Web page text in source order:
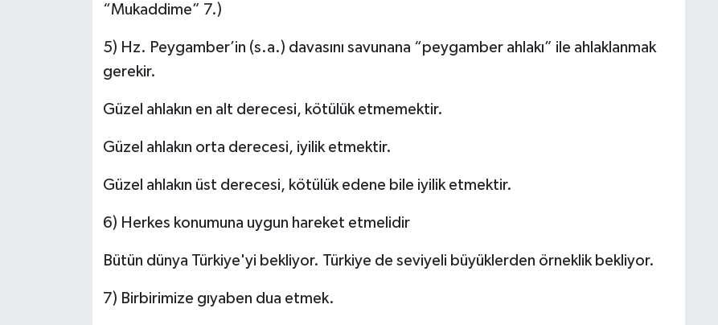
“Mukaddime” 7.)
5) Hz. Peygamber’in (s.a.) davasını savunana “peygamber ahlakı” ile ahlaklanmak
gerekir.
Güzel ahlakın en alt derecesi, kötülük etmemektir.
Güzel ahlakın orta derecesi, iyilik etmektir.
Güzel ahlakın üst derecesi, kötülük edene bile iyilik etmektir.
6) Herkes konumuna uygun hareket etmelidir
Bütün dünya Türkiye'yi bekliyor. Türkiye de seviyeli büyüklerden örneklik bekliyor.
7) Birbirimize gıyaben dua etmek.